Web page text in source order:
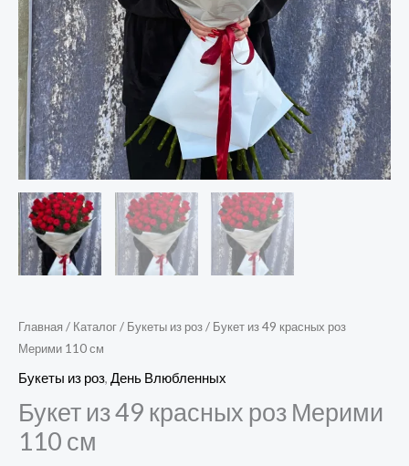
Главная / Каталог/ Букеты из роз/ Букет из 49 красных роз
Мерими 110 см
Букеты из роз, День Влюбленных
Букет из 49 красных роз Мерими
110 см